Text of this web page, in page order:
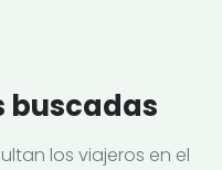
buscadas
los viajeros en el